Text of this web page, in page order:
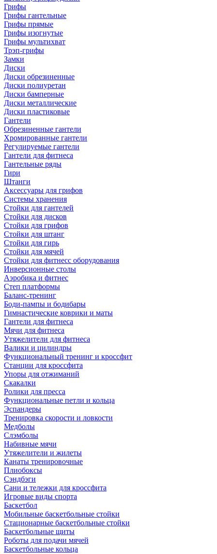
Грифы
Грифы гантельные
Грифы прямые
Грифы изогнутые
Грифы мультихват
Трэп-грифы
Замки
Диски
Диски обрезиненные
Диски полиуретан
Диски бамперные
Диски металлические
Диски пластиковые
Гантели
Обрезиненные гантели
Хромированные гантели
Регулируемые гантели
Гантели для фитнеса
Гантельные ряды
Гири
Штанги
Аксессуары для грифов
Системы хранения
Стойки для гантелей
Стойки для дисков
Стойки для грифов
Стойки для штанг
Стойки для гирь
Стойки для мячей
Стойки для фитнесс оборудования
Инверсионные столы
Аэробика и фитнес
Степ платформы
Баланс-тренинг
Боди-пампы и бодибары
Гимнастические коврики и маты
Гантели для фитнеса
Мячи для фитнеса
Утяжелители для фитнеса
Валики и цилиндры
Функциональный тренинг и кроссфит
Станции для кроссфита
Упоры для отжиманий
Скакалки
Ролики для пресса
Функциональные петли и кольца
Эспандеры
Тренировка скорости и ловкости
Медболы
Слэмболы
Набивные мячи
Утяжелители и жилеты
Канаты тренировочные
Плиобоксы
Сэндбэги
Сани и тележки для кроссфита
Игровые виды спорта
Баскетбол
Мобильные баскетбольные стойки
Стационарные баскетбольные стойки
Баскетбольные щиты
Роботы для подачи мячей
Баскетбольные кольца